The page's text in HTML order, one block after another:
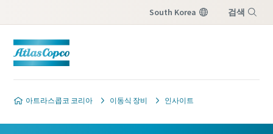
South Korea 검색
아트라스콥코 코리아 이동식 장비 인사이트